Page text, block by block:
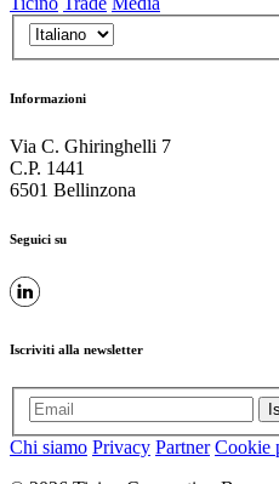
Informazioni
Via C. Ghiringhelli 7
C.P. 1441
6501 Bellinzona
Seguici su
Iscriviti alla newsletter
Chi siamo Privacy Partner Cookie